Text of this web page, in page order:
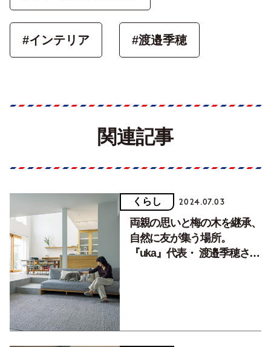
#インテリア #渡邉季穂
関連記事
くらし 2024.07.03
両親の思いと梅の木を継承、
自然に友が集う場所。
『uka』代表・ 渡邉季穂さん